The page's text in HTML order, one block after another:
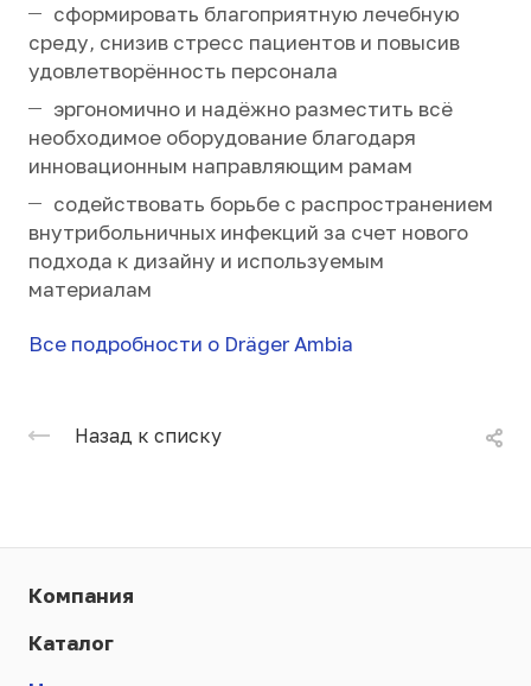
сформировать благоприятную лечебную
среду, снизив стресс пациентов и повысив
удовлетворённость персонала
эргономично и надёжно разместить всё
необходимое оборудование благодаря
инновационным направляющим рамам
содействовать борьбе с распространением
внутрибольничных инфекций за счет нового
подхода к дизайну и используемым
материалам
Все подробности о Dräger Ambia
Назад к списку
Компания
Каталог